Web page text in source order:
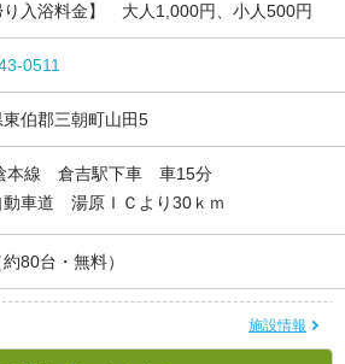
り入浴料金】 大人1,000円、小人500円
0511
東伯郡三朝町山田5
本線 倉吉駅下車 車15分
動車道 湯原ＩＣより30ｋｍ
80台・無料）
施設情報